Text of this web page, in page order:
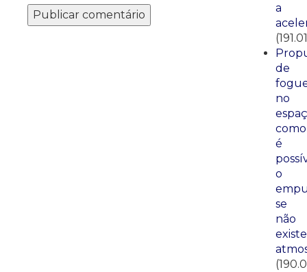
a
de
no
como
é
o
se
não
existe